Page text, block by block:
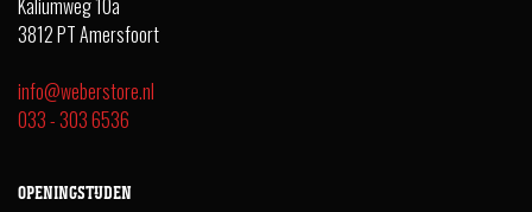
3812 PT Amersfoort
info@weberstore.nl
033 - 303 6536
OPENINGSTIJDEN